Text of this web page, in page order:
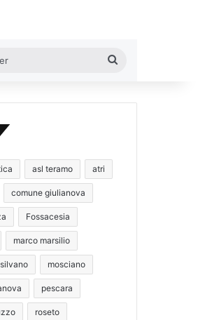
asl teramo atri
comune giulianova
Fossacesia
marco marsilio
mosciano
pescara
roseto